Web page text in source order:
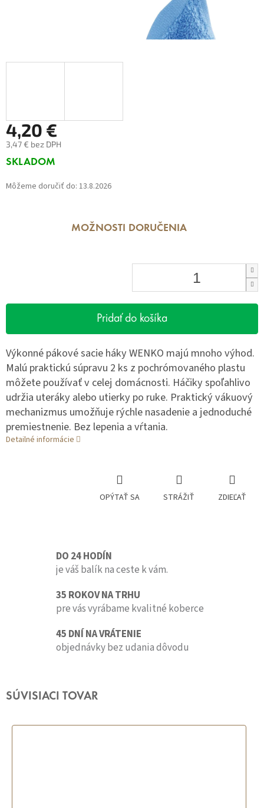
4,20 €
3,47 € bez DPH
Jednotková
SKLADOM
Môžeme doručiť do: 13.8.2026
MOŽNOSTI DORUČENIA
Pridať do košíka
Výkonné pákové sacie háky WENKO majú mnoho výhod.
Malú praktickú súpravu 2 ks z pochrómovaného plastu
môžete používať v celej domácnosti. Háčiky spoľahlivo
udržia uteráky alebo utierky po ruke. Praktický vákuový
mechanizmus umožňuje rýchle nasadenie a jednoduché
premiestnenie. Bez lepenia a vŕtania.
Detailné informácie
OPÝTAŤ SA STRÁŽIŤ ZDIEĽAŤ
DO 24 HODÍN
je váš balík na ceste k vám.
35 ROKOV NA TRHU
pre vás vyrábame kvalitné koberce
45 DNÍ NA VRÁTENIE
objednávky bez udania dôvodu
SÚVISIACI TOVAR